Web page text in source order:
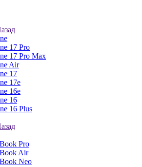
17 Pro
17 Pro Max
Air
17
17e
16e
16
16 Plus
Pro
Air
Neo